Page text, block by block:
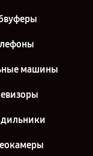
машины